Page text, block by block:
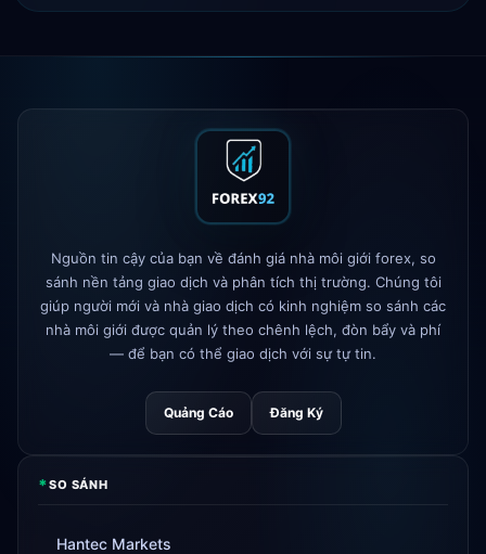
IC Marketsgiảm spread EUR/USD
thay đổi chính sách đòn bẩy
FP Markets— tài khoản không hoa
AvaTrade mất giấy phép quy định 3d
Tickmill tốc độ rút tiền giờ là 24h
Nguồn tin cậy của bạn về đánh giá nhà môi giới forex, so
sánh nền tảng giao dịch và phân tích thị trường. Chúng tôi
giúp người mới và nhà giao dịch có kinh nghiệm so sánh các
nhà môi giới được quản lý theo chênh lệch, đòn bẩy và phí
— để bạn có thể giao dịch với sự tự tin.
Quảng Cáo Đăng Ký
*SO SÁNH
Hantec Markets